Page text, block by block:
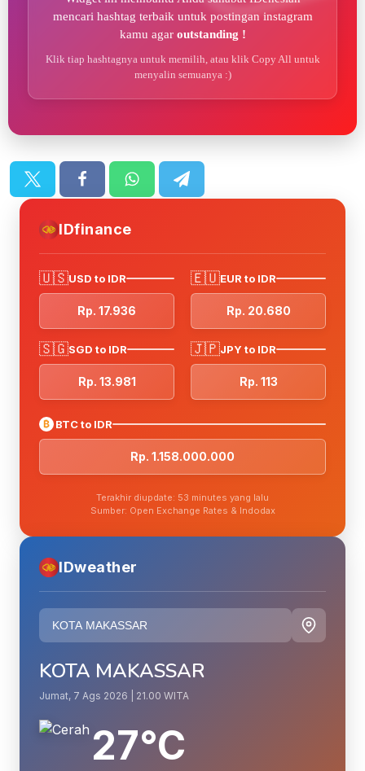
mencari hashtag terbaik untuk postingan instagram
kamu agar outstanding !
Klik tiap hashtagnya untuk memilih, atau klik Copy All untuk
menyalin semuanya :)
IDfinance
🇺🇸USD to IDR
Rp. 17.936
🇪🇺EUR to IDR
Rp. 20.680
🇸🇬SGD to IDR
Rp. 13.981
🇯🇵JPY to IDR
Rp. 113
₿ BTC to IDR
Rp. 1.158.000.000
Terakhir diupdate: 53 minutes yang lalu
Sumber: Open Exchange Rates & Indodax
IDweather
KOTA MAKASSAR
Jumat, 7 Ags 2026 | 21.00 WITA
27°C